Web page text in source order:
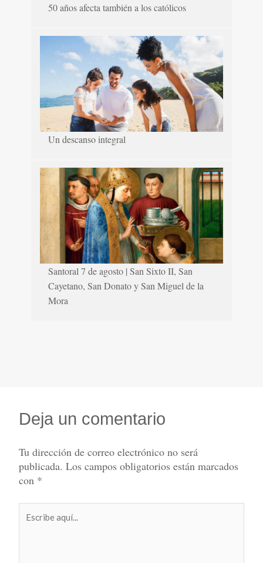
50 años afecta también a los católicos
Un descanso integral
Santoral 7 de agosto | San Sixto II, San
Cayetano, San Donato y San Miguel de la
Mora
Deja un comentario
Tu dirección de correo electrónico no será
publicada. Los campos obligatorios están marcados
con *
aquí...